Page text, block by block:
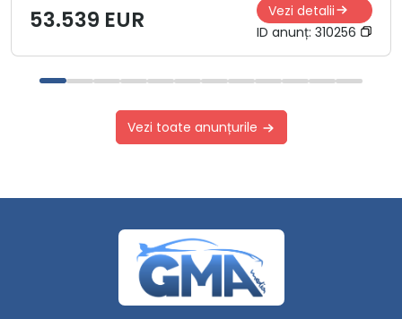
53.539 EUR
Vezi detalii
ID anunț: 310256
Vezi toate anunțurile